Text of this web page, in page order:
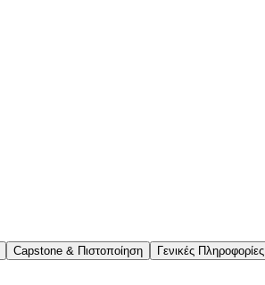
Capstone & Πιστοποίηση Γενικές Πληροφορίες